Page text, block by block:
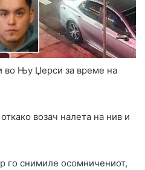
во Њу Џерси за време на
возач налета на нив и
го снимиле осомничениот,